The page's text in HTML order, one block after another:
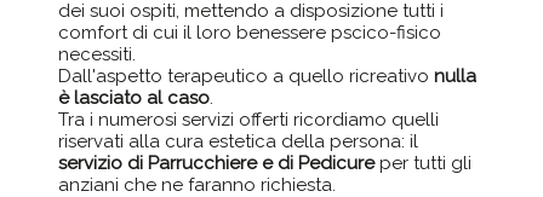
dei suoi ospiti, mettendo a disposizione tutti i
comfort di cui il loro benessere pscico-fisico
necessiti.
Dall'aspetto terapeutico a quello ricreativo nulla
è lasciato al caso.
Tra i numerosi servizi offerti ricordiamo quelli
riservati alla cura estetica della persona: il
servizio di Parrucchiere e di Pedicureper tutti gli
anziani che ne faranno richiesta.